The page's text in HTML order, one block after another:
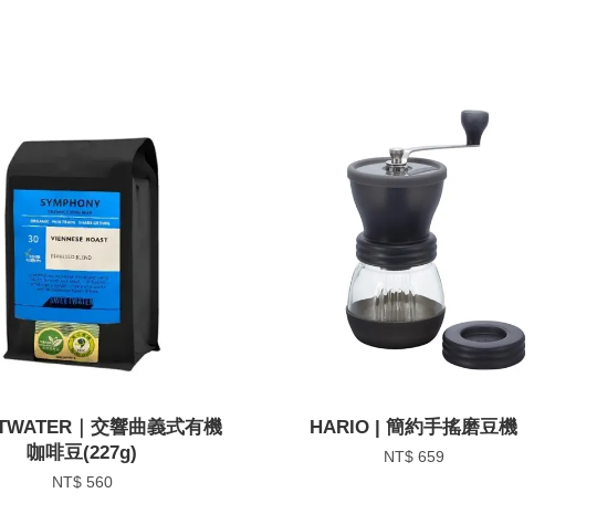
｜交響曲義式有機
咖啡豆(227g)
NT$ 560
HARIO | 簡約手搖磨豆機
NT$ 659